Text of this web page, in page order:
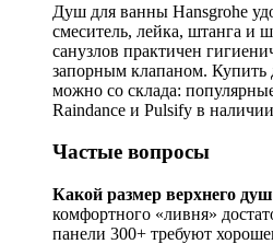
Душ для ванны Hansgrohe
смеситель, лейка, штанга и
санузлов практичен
запорным клапаном.
можно со склада:
Raindance и Pulsify в
Частые вопросы
Какой размер верхнего
комфортного «ливня»
панели 300+ требуют